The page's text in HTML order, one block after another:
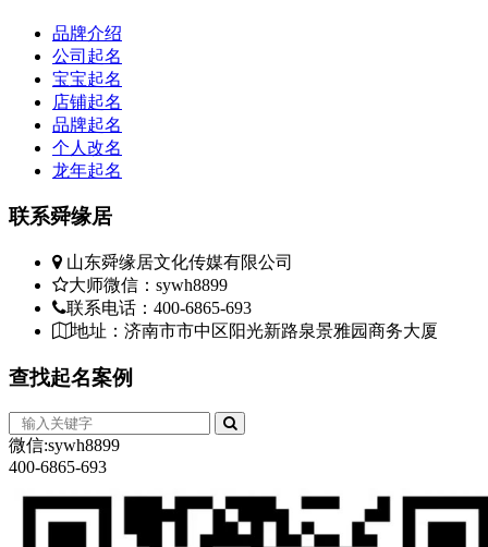
品牌介绍
公司起名
宝宝起名
店铺起名
品牌起名
个人改名
龙年起名
联系舜缘居
山东舜缘居文化传媒有限公司
大师微信：sywh8899
联系电话：400-6865-693
地址：济南市市中区阳光新路泉景雅园商务大厦
查找起名案例
微信:sywh8899
400-6865-693